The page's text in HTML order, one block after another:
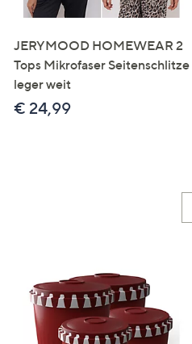
JERYMOOD HOMEWEAR 2
Tops Mikrofaser Seitenschlitze
leger weit
€ 24,99